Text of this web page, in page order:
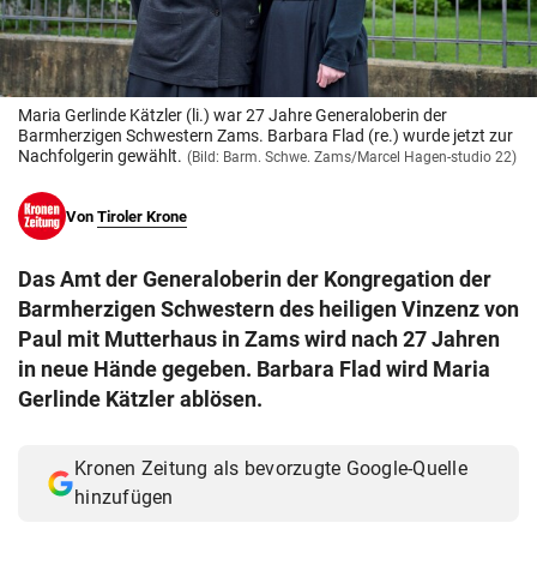
© Krone Multimedia GmbH & Co KG 2026
Muthgasse 2, 1190 Wien
Maria Gerlinde Kätzler (li.) war 27 Jahre Generaloberin der
Barmherzigen Schwestern Zams. Barbara Flad (re.) wurde jetzt zur
Nachfolgerin gewählt. (Bild: Barm. Schwe. Zams/Marcel Hagen-studio 22)
Von Tiroler Krone
Das Amt der Generaloberin der Kongregation der
Barmherzigen Schwestern des heiligen Vinzenz von
Paul mit Mutterhaus in Zams wird nach 27 Jahren
in neue Hände gegeben. Barbara Flad wird Maria
Gerlinde Kätzler ablösen.
Kronen Zeitung als bevorzugte Google-Quelle
hinzufügen